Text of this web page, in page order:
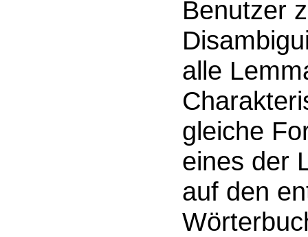
Benutzer
alle
gleiche
eines der
auf den